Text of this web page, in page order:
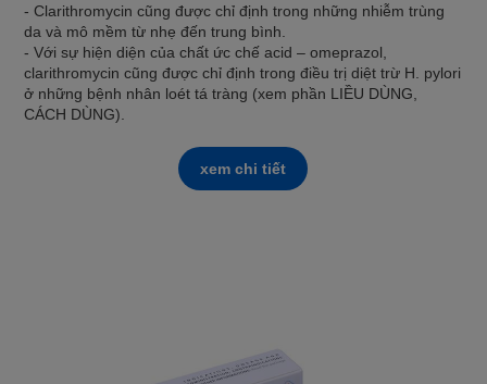
- Clarithromycin cũng được chỉ định trong những nhiễm trùng
da và mô mềm từ nhẹ đến trung bình.
- Với sự hiện diện của chất ức chế acid – omeprazol,
clarithromycin cũng được chỉ định trong điều trị diệt trừ H. pylori
ở những bệnh nhân loét tá tràng (xem phần LIỀU DÙNG,
CÁCH DÙNG).
xem chi tiết